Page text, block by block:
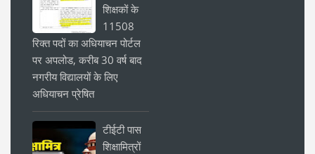
शिक्षकों के
11508
रिक्त पदों का अधियाचन पोर्टल
पर अपलोड, करीब 30 वर्ष बाद
नगरीय विद्यालयों के लिए
अधियाचन प्रेषित
टीईटी पास
शिक्षामित्रों